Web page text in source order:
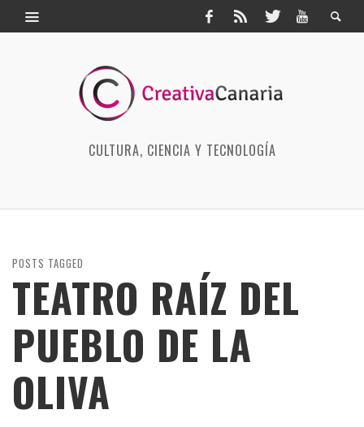
CULTURA, CIENCIA Y TECNOLOGÍA
POSTS TAGGED
TEATRO RAÍZ DEL
PUEBLO DE LA
OLIVA